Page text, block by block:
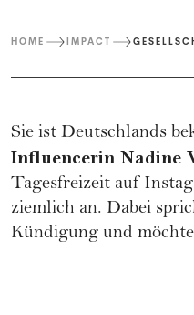
HOME IMPACT
Sie ist Deutschlands
Influencerin Nadine
Tagesfreizeit auf
ziemlich an. Dabei
Kündigung und